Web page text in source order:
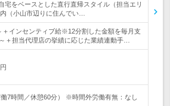
宅をベースとした直行直帰スタイル（担当エリ
（小山市辺りに住んでい…
＋インセンティブ給※12分割した金額を毎月支
＋担当代理店の挙績に応じた業績連動手…
7時間／休憩60分） ※時間外労働有無：なし